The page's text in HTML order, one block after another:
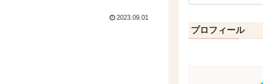
2023.09.01
プロフィール